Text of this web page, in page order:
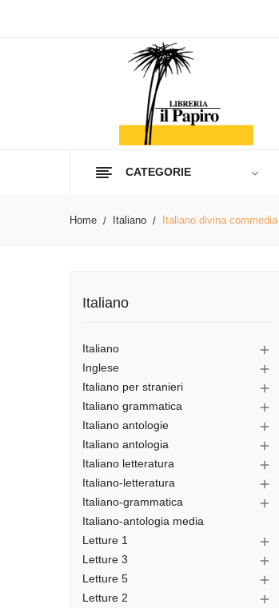
CATEGORIE
Home Italiano Italiano divina commedia
Italiano
Italiano 
Inglese 
Italiano per stranieri 
Italiano grammatica 
Italiano antologie 
Italiano antologia 
Italiano letteratura 
Italiano-letteratura 
Italiano-grammatica 
Italiano-antologia media
Letture 1

Letture 3 
Letture 5 
Letture 2 